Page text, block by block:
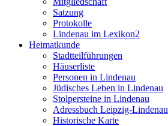
Satzung
Protokolle
Lindenau im Lexikon2
Heimatkunde
Stadtteilführungen
Häuserliste
Personen in Lindenau
Jüdisches Leben in Lindenau
Stolpersteine in Lindenau
Adressbuch Leipzig-Lindenau
Historische Karte